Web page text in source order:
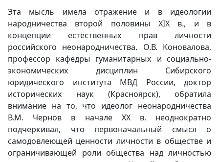
Эта мысль имела отражение и в идеологии
народничества второй половины XIX в., и в
концепции естественных прав личности
российского неонародничества. О.В. Коновалова,
профессор кафедры гуманитарных и социально-
экономических дисциплин Сибирского
юридического института МВД России, доктор
исторических наук (Красноярск), обратила
внимание на то, что идеолог неонародничества
В.М. Чернов в начале ХХ в. неоднократно
подчеркивал, что первоначальный смысл о
самодовлеющей ценности личности в обществе и
ограничивающей роли общества над личностью